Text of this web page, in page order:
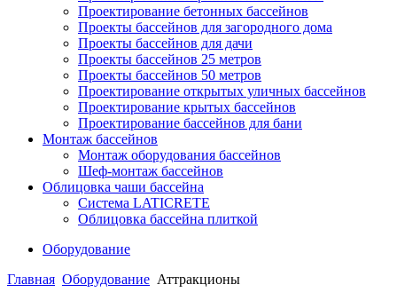
Проектирование бетонных бассейнов
Проекты бассейнов для загородного дома
Проекты бассейнов для дачи
Проекты бассейнов 25 метров
Проекты бассейнов 50 метров
Проектирование открытых уличных бассейнов
Проектирование крытых бассейнов
Проектирование бассейнов для бани
Монтаж бассейнов
Монтаж оборудования бассейнов
Шеф-монтаж бассейнов
Облицовка чаши бассейна
Система LATICRETE
Облицовка бассейна плиткой
Оборудование
Главная Оборудование Аттракционы